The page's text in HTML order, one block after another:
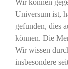
Universum ist,
gefunden, dies
können. Die
Wir wissen
insbesondere